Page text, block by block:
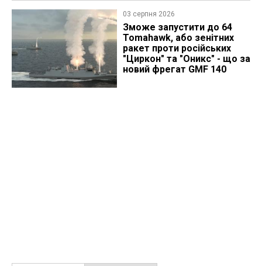
03 серпня 2026
Зможе запустити до 64
Tomahawk, або зенітних
ракет проти російських
"Циркон" та "Оникс" - що за
новий фрегат GMF 140